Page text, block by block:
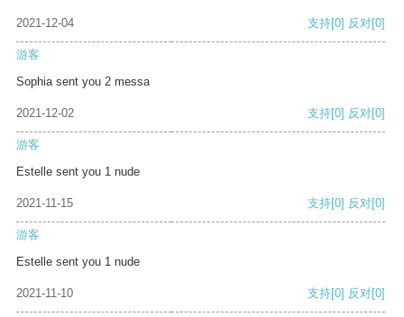
2021-12-04 支持[0] 反对[0]
游客
Sophia sent you 2 messa
2021-12-02 支持[0] 反对[0]
游客
Estelle sent you 1 nude
2021-11-15 支持[0] 反对[0]
游客
Estelle sent you 1 nude
2021-11-10 支持[0] 反对[0]